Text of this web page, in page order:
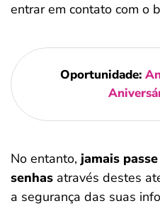
entrar em contato com o
Oportunidade:
No entanto, jamais
senhas através destes
a segurança das suas